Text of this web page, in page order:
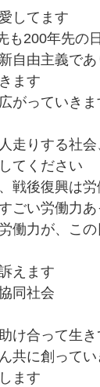
してます
も200年先の
自由主義で
ます
がっていきま
走りする社
てください
戦後復興は
ごい労働力
働力が、こ
えます
同社会
け合って生
共に創ってい
ます